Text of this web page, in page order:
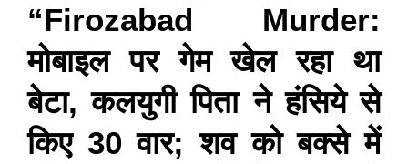
“Firozabad Murder:
मोबाइल पर गेम खेल रहा था
बेटा, कलयुगी पिता ने हंसिये से
किए 30 वार; शव को बक्से में